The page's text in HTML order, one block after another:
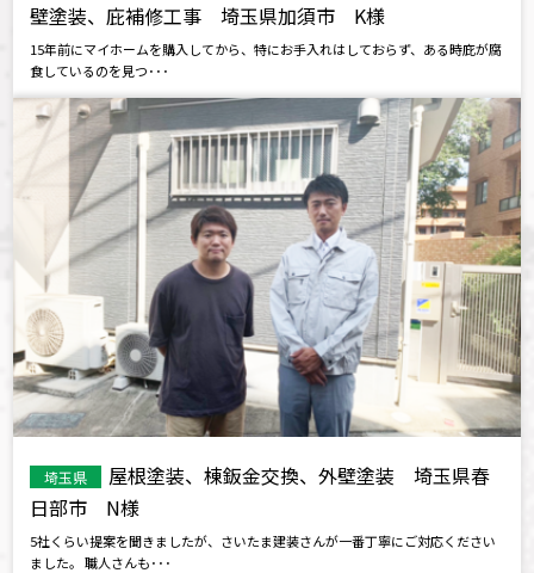
壁塗装、庇補修工事 埼玉県加須市 K様
15年前にマイホームを購入してから、特にお手入れはしておらず、ある時庇が腐
食しているのを見つ･･･
埼玉県
屋根塗装、棟鈑金交換、外壁塗装 埼玉県春
日部市 N様
5社くらい提案を聞きましたが、さいたま建装さんが一番丁寧にご対応ください
ました。 職人さんも･･･